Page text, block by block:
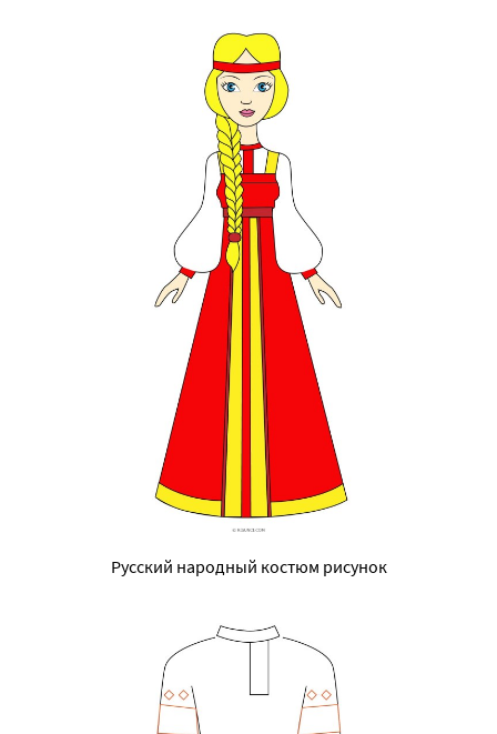
Русский народный костюм рисунок